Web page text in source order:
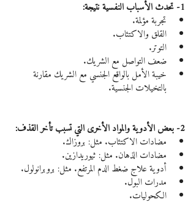
1- تحدث الأسباب النفسية نتيجة:
تجربة مؤلمة.
القلق والاكتئاب.
التوتر.
ضعف التواصل مع الشريك.
خيبة الأمل بالواقع الجنسي مع الشريك مقارنة
بالتخيلات الجنسية.
2- بعض الأدوية والمواد الأخرى التي تسبب تأخر القذف:
مضادات الاكتئاب. مثل: بروزاك.
مضادات الذهان. مثل: ثيوريدازين.
أدوية علاج ضغط الدم المرتفع. مثل: بروبرانولول.
مدرات البول.
الكحوليات.